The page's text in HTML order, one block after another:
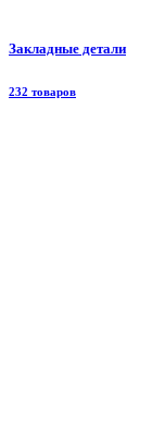
Закладные детали
232 товаров